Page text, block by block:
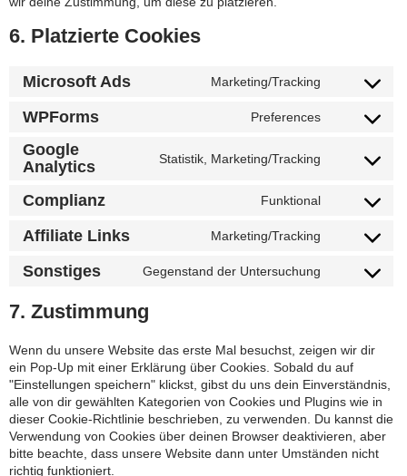
6. Platzierte Cookies
Microsoft Ads Marketing/Tracking
Consent to
microsoft-
WPForms Preferences
Consent to
wpforms
Google
Analytics
Statistik, Marketing/Tracking
Consent to
google-
Complianz Funktional
Consent to
complianz
Affiliate Links Marketing/Tracking
Consent to
affiliate-links
Sonstiges Gegenstand der Untersuchung
Consent to
7. Zustimmung
Wenn du unsere Website das erste Mal besuchst, zeigen wir dir
ein Pop-Up mit einer Erklärung über Cookies. Sobald du auf
"Einstellungen speichern" klickst, gibst du uns dein Einverständnis,
alle von dir gewählten Kategorien von Cookies und Plugins wie in
dieser Cookie-Richtlinie beschrieben, zu verwenden. Du kannst die
Verwendung von Cookies über deinen Browser deaktivieren, aber
bitte beachte, dass unsere Website dann unter Umständen nicht
richtig funktioniert.